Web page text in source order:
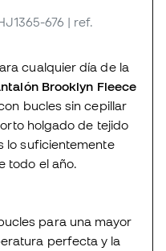
676 | ref.
cualquier día de la
Brooklyn Fleece
bucles sin cepillar
holgado de tejido
lo suficientemente
todo el año.
para una mayor
perfecta y la